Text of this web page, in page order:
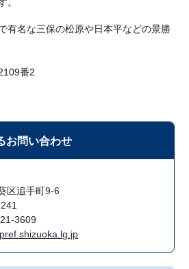
。
有名な三保の松原や日本平などの景勝
番2
お問い合わせ
区追手町9-6
3609